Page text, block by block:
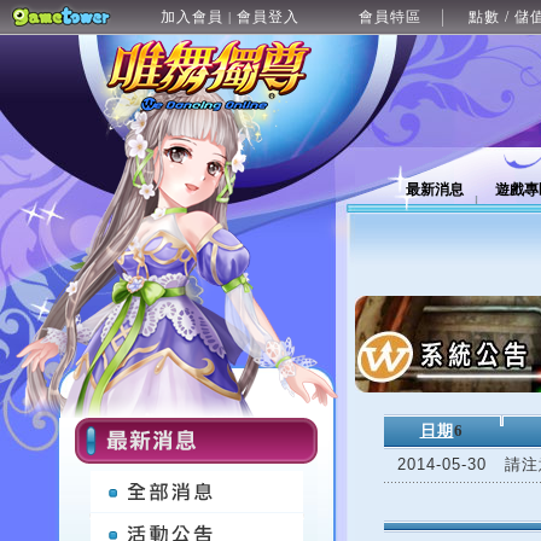
加入會員 | 會員登入 會員特區 點數 / 儲
最新消息 遊戲
日期 6
2014-05-30
請